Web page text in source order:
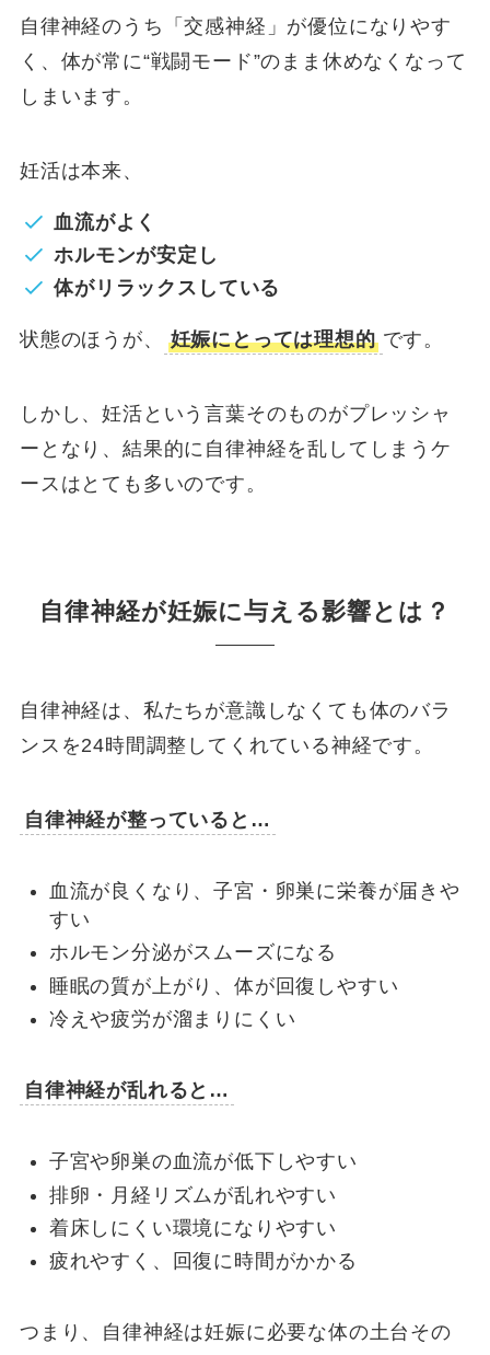
自律神経のうち「交感神経」が優位になりやす
く、体が常に“戦闘モード”のまま休めなくなって
しまいます。
妊活は本来、
血流がよく
ホルモンが安定し
体がリラックスしている
状態のほうが、 妊娠にとっては理想的 です。
しかし、妊活という言葉そのものがプレッシャ
ーとなり、結果的に自律神経を乱してしまうケ
ースはとても多いのです。
自律神経が妊娠に与える影響とは？
自律神経は、私たちが意識しなくても体のバラ
ンスを24時間調整してくれている神経です。
自律神経が整っていると…
血流が良くなり、子宮・卵巣に栄養が届きや
すい
ホルモン分泌がスムーズになる
睡眠の質が上がり、体が回復しやすい
冷えや疲労が溜まりにくい
自律神経が乱れると…
子宮や卵巣の血流が低下しやすい
排卵・月経リズムが乱れやすい
着床しにくい環境になりやすい
疲れやすく、回復に時間がかかる
つまり、自律神経は妊娠に必要な体の土台その